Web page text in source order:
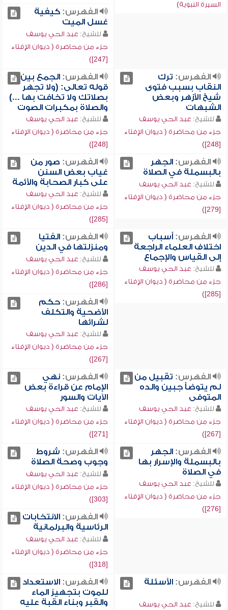
السيرة النبوية)
الفهرس:كيفية
غسل الميت
للشيخ: عبد الحي يوسف
جزء من محاضرة ( ديوان الإفتاء
[247])
الفهرس: ترك
النقاب بسبب فتوى
شيخ الأزهر وبعض
الشبهات
للشيخ: عبد الحي يوسف
جزء من محاضرة ( ديوان الإفتاء
[248])
الفهرس:الجمع بين
قوله تعالى: (ولا تجهر
بصلاتك ولا تخافت بها ...)
والصلاة بمكبرات الصوت
للشيخ: عبد الحي يوسف
جزء من محاضرة ( ديوان الإفتاء
[248])
الفهرس:الجهر
بالبسملة في الصلاة
للشيخ: عبد الحي يوسف
جزء من محاضرة ( ديوان الإفتاء
[279])
الفهرس: صور من
غياب بعض السنن
على كبار الصحابة والأئمة
للشيخ: عبد الحي يوسف
جزء من محاضرة ( ديوان الإفتاء
[285])
الفهرس:أسباب
اختلاف العلماء الراجعة
إلى القياس والإجماع
للشيخ: عبد الحي يوسف
جزء من محاضرة ( ديوان الإفتاء
[285])
الفهرس:الفتيا
ومنزلتها في الدين
للشيخ: عبد الحي يوسف
جزء من محاضرة ( ديوان الإفتاء
[286])
الفهرس:حكم
الأضحية والتكلف
لشرائها
للشيخ: عبد الحي يوسف
جزء من محاضرة ( ديوان الإفتاء
[267])
الفهرس: تقبيل من
لم يتوضأ جبين والده
المتوفى
للشيخ: عبد الحي يوسف
جزء من محاضرة ( ديوان الإفتاء
[267])
الفهرس:نهي
الإمام عن قراءة بعض
الآيات والسور
للشيخ: عبد الحي يوسف
جزء من محاضرة ( ديوان الإفتاء
[271])
الفهرس:الجهر
بالبسملة والإسرار بها
في الصلاة
للشيخ: عبد الحي يوسف
جزء من محاضرة ( ديوان الإفتاء
[276])
الفهرس: شروط
وجوب وصحة الصلاة
للشيخ: عبد الحي يوسف
جزء من محاضرة ( ديوان الإفتاء
[303])
الفهرس:الانتخابات
الرئاسية والبرلمانية
للشيخ: عبد الحي يوسف
جزء من محاضرة ( ديوان الإفتاء
[318])
الفهرس:الأسئلة
للشيخ: عبد الحي يوسف
الفهرس:الاستعداد
للموت بتجهيز الماء
والقبر وبناء القبة عليه